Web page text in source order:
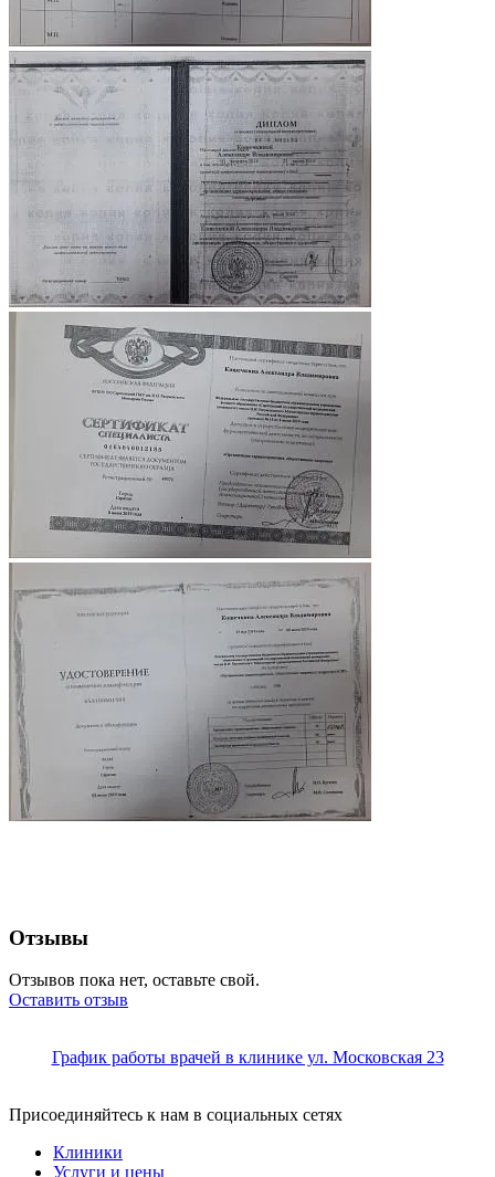
Отзывы
Отзывов пока нет, оставьте свой.
Оставить отзыв
График работы врачей в клинике ул. Московская 23
Присоединяйтесь к нам в социальных сетях
Клиники
Услуги и цены